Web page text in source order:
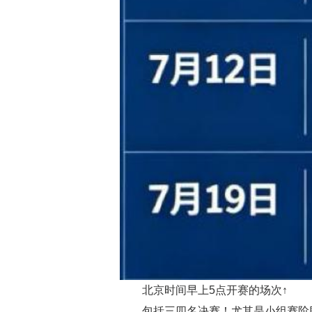
北京时间早上5点开赛的场次↑